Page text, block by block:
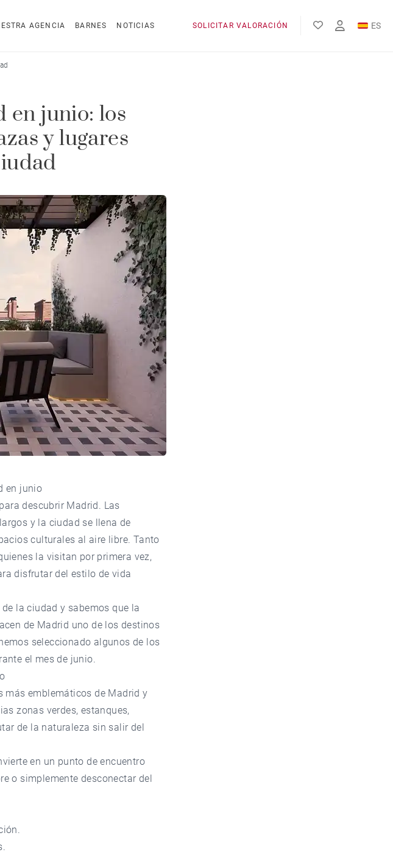
AGENCIA BARNES NOTICIAS SOLICITAR VALORACIÓN ES
EN
en junio: los
y lugares
en junio
descubrir Madrid. Las
y la ciudad se llena de
culturales al aire libre. Tanto
la visitan por primera vez,
disfrutar del estilo de vida
la ciudad y sabemos que la
de Madrid uno de los destinos
seleccionado algunos de los
el mes de junio.
más emblemáticos de Madrid y
zonas verdes, estanques,
de la naturaleza sin salir del
en un punto de encuentro
o simplemente desconectar del